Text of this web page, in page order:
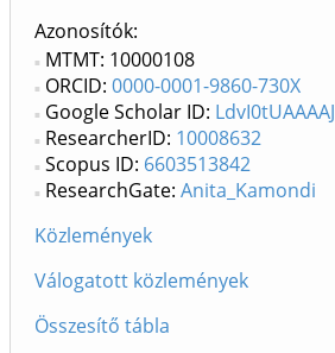
Azonosítók
MTMT: 10000108
ORCID: 0000-0001-9860-730X
Google Scholar ID: LdvI0tUAAAAJ
ResearcherID: 10008632
Scopus ID: 6603513842
ResearchGate: Anita_Kamondi
Közlemények
Válogatott közlemények
Összesítő tábla